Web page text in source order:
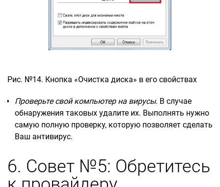
Рис. №14. Кнопка «Очистка диска» в его свойствах
Проверьте свой компьютер на вирусы. В случае
обнаружения таковых удалите их. Выполнять нужно
самую полную проверку, которую позволяет сделать
Ваш антивирус.
6. Совет №5: Обретитесь